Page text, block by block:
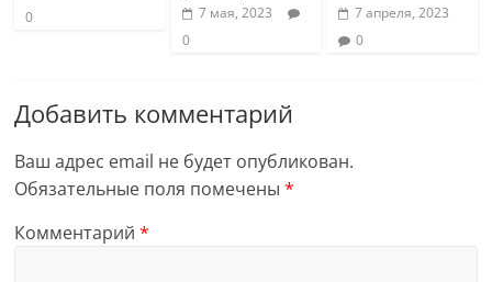
0
7 мая, 2023
0
7 апреля, 2023
0
Добавить комментарий
Ваш адрес email не будет опубликован.
Обязательные поля помечены*
Комментарий*